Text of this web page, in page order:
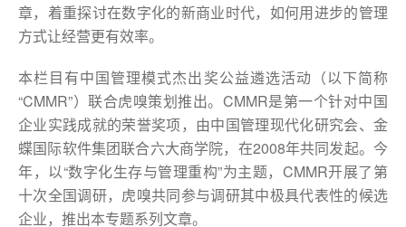
章，着重探讨在数字化的新商业时代，如何用进步的管理
方式让经营更有效率。
本栏目有中国管理模式杰出奖公益遴选活动（以下简称
“CMMR”）联合虎嗅策划推出。CMMR是第一个针对中国
企业实践成就的荣誉奖项，由中国管理现代化研究会、金
蝶国际软件集团联合六大商学院，在2008年共同发起。今
年，以“数字化生存与管理重构”为主题，CMMR开展了第
十次全国调研，虎嗅共同参与调研其中极具代表性的候选
企业，推出本专题系列文章。